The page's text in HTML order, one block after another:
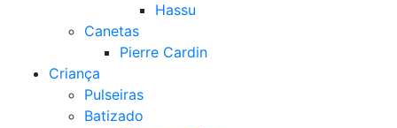
Hassu
Canetas
Pierre Cardin
Criança
Pulseiras
Batizado